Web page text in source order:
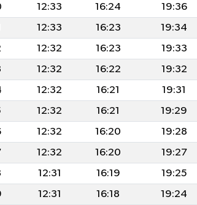
12:33 16:24 19:36
12:33 16:23 19:34
12:32 16:23 19:33
12:32 16:22 19:32
12:32 16:21 19:31
12:32 16:21 19:29
12:32 16:20 19:28
12:32 16:20 19:27
12:31 16:19 19:25
12:31 16:18 19:24